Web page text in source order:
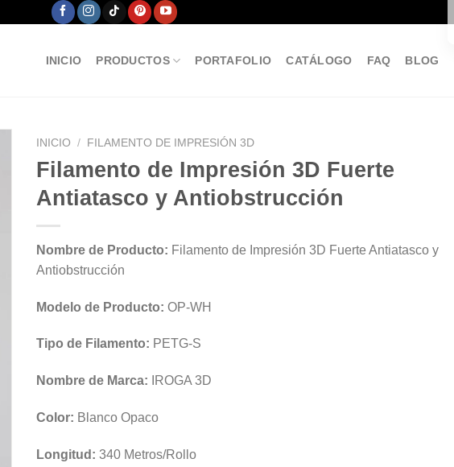
INICIO PRODUCTOS PORTAFOLIO CATÁLOGO FAQ BLOG
INICIO / FILAMENTO DE IMPRESIÓN 3D
Filamento de Impresión 3D Fuerte
Antiatasco y Antiobstrucción
Nombre de Producto: Filamento de Impresión 3D Fuerte Antiatasco y
Antiobstrucción
Modelo de Producto: OP-WH
Tipo de Filamento: PETG-S
Nombre de Marca: IROGA 3D
Color: Blanco Opaco
Longitud: 340 Metros/Rollo